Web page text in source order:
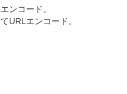
ンコード。
URLエンコード。